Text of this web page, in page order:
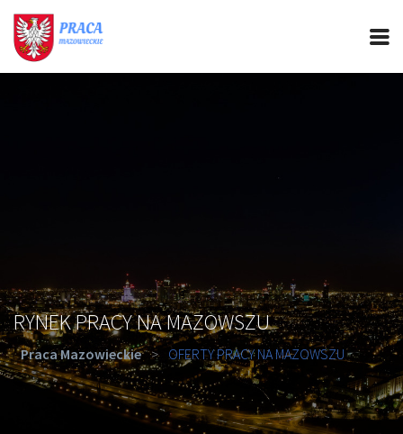
RYNEK PRACY NA MAZOWSZU
Praca Mazowieckie > OFERTY PRACY NA MAZOWSZU